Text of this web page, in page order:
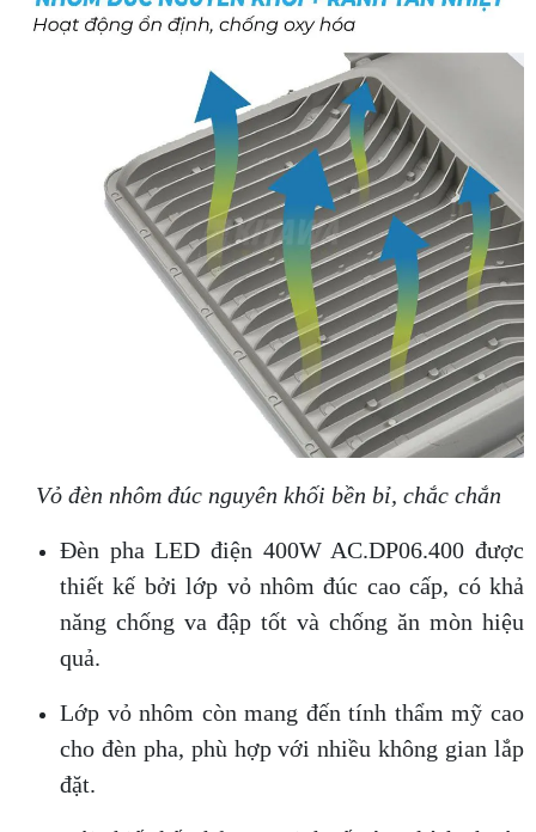
Vỏ đèn nhôm đúc nguyên khối bền bỉ, chắc chắn
Đèn pha LED điện 400W AC.DP06.400 được
thiết kế bởi lớp vỏ nhôm đúc cao cấp, có khả
năng chống va đập tốt và chống ăn mòn hiệu
quả.
Lớp vỏ nhôm còn mang đến tính thẩm mỹ cao
cho đèn pha, phù hợp với nhiều không gian lắp
đặt.